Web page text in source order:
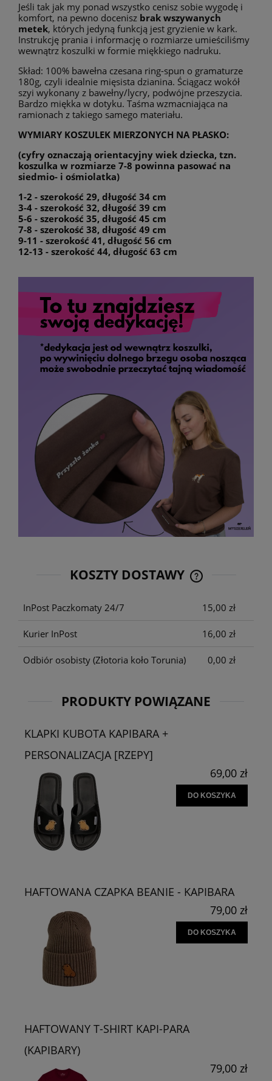
Jeśli tak jak my ponad wszystko cenisz sobie wygodę i
komfort, na pewno docenisz brak wszywanych
metek, których jedyną funkcją jest gryzienie w kark.
Instrukcję prania i informację o rozmiarze umieściliśmy
wewnątrz koszulki w formie miękkiego nadruku.
Skład: 100% bawełna czesana ring-spun o gramaturze
180g, czyli idealnie mięsista dzianina. Ściągacz wokół
szyi wykonany z bawełny/lycry, podwójne przeszycia.
Bardzo miękka w dotyku. Taśma wzmacniająca na
ramionach z takiego samego materiału.
WYMIARY KOSZULEK MIERZONYCH NA PŁASKO:
(cyfry oznaczają orientacyjny wiek dziecka, tzn.
koszulka w rozmiarze 7-8 powinna pasować na
siedmio- i ośmiolatka)
1-2 - szerokość 29, długość 34 cm
3-4 - szerokość 32, długość 39 cm
5-6 - szerokość 35, długość 45 cm
7-8 - szerokość 38, długość 49 cm
9-11 - szerokość 41, długość 56 cm
12-13 - szerokość 44, długość 63 cm
KOSZTY DOSTAWY
CENA NIE
InPost Paczkomaty 24/7 15,00 zł
Kurier InPost 16,00 zł
Odbiór osobisty (Złotoria koło Torunia) 0,00 zł
PRODUKTY POWIĄZANE
KLAPKI KUBOTA KAPIBARA +
PERSONALIZACJA [RZEPY]
69,00 zł
DO KOSZYKA
HAFTOWANA CZAPKA BEANIE - KAPIBARA
79,00 zł
DO KOSZYKA
HAFTOWANY T-SHIRT KAPI-PARA
(KAPIBARY)
79,00 zł